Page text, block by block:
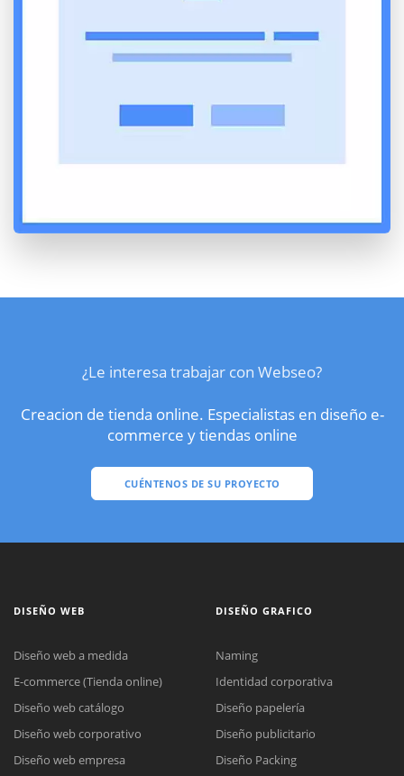
¿Le interesa trabajar con Webseo?
Creacion de tienda online. Especialistas en diseño e-
commerce y tiendas online
CUÉNTENOS DE SU PROYECTO
DISEÑO WEB
Diseño web a medida
E-commerce (Tienda online)
Diseño web catálogo
Diseño web corporativo
Diseño web empresa
DISEÑO GRAFICO
Naming
Identidad corporativa
Diseño papelería
Diseño publicitario
Diseño Packing